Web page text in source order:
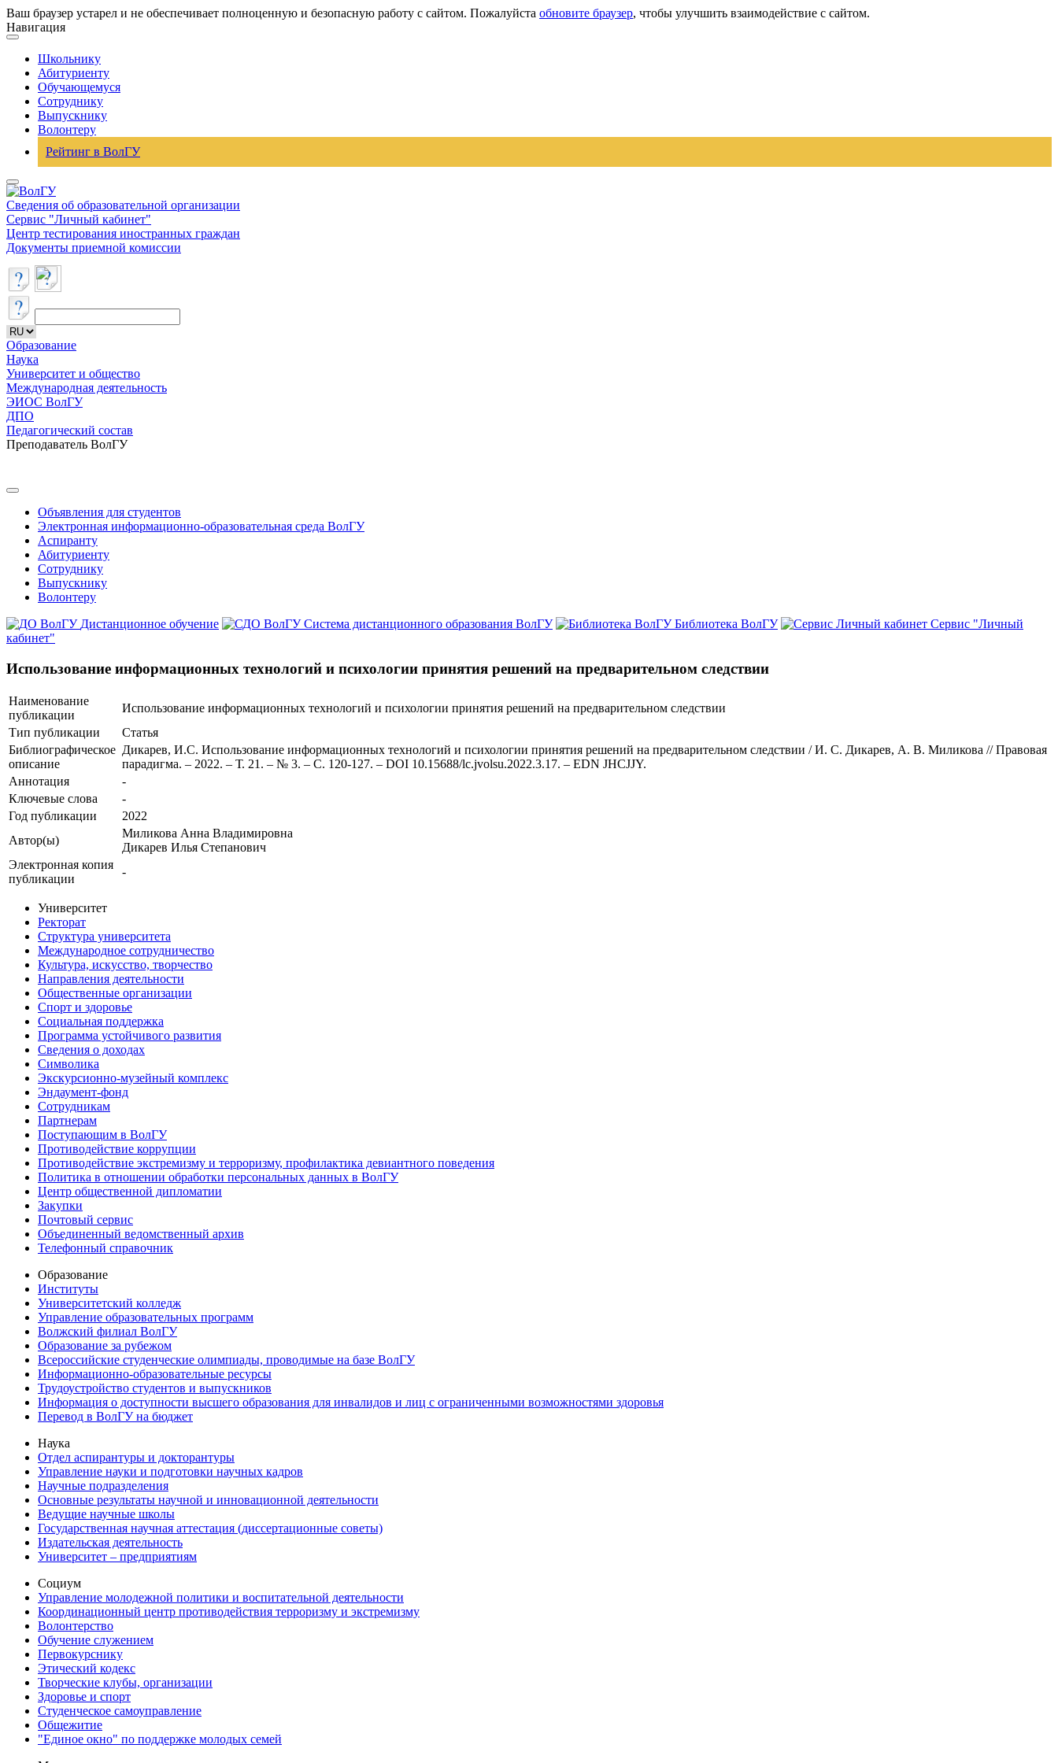
Ваш браузер устарел и не обеспечивает полноценную и безопасную работу с сайтом. Пожалуйста обновите браузер, чтобы улучшить взаимодействие с сайтом.
Навигация
Школьнику
Абитуриенту
Обучающемуся
Сотруднику
Выпускнику
Волонтеру
Рейтинг в ВолГУ
Сведения об образовательной организации
Сервис "Личный кабинет"
Центр тестирования иностранных граждан
Документы приемной комиссии
Образование
Наука
Университет и общество
Международная деятельность
ЭИОС ВолГУ
ДПО
Педагогический состав
Преподаватель ВолГУ
Объявления для студентов
Электронная информационно-образовательная среда ВолГУ
Аспиранту
Абитуриенту
Сотруднику
Выпускнику
Волонтеру
Дистанционное обучение
Система дистанционного образования ВолГУ Библиотека ВолГУ
Сервис "Личный
кабинет"
Использование информационных технологий и психологии принятия решений на предварительном следствии
Наименование
публикации
Использование информационных технологий и психологии принятия решений на предварительном следствии
Тип публикации
Статья
Библиографическое
описание
Дикарев, И.С. Использование информационных технологий и психологии принятия решений на предварительном следствии / И. С. Дикарев, А. В. Миликова // Правовая
парадигма. – 2022. – Т. 21. – № 3. – С. 120-127. – DOI 10.15688/lc.jvolsu.2022.3.17. – EDN JHCJJY.
Аннотация
-
Ключевые cлова
-
Год публикации
2022
Автор(ы)
Миликова Анна Владимировна
Дикарев Илья Степанович
Электронная копия
публикации
-
Университет
Ректорат
Структура университета
Международное сотрудничество
Культура, искусство, творчество
Направления деятельности
Общественные организации
Спорт и здоровье
Социальная поддержка
Программа устойчивого развития
Сведения о доходах
Символика
Экскурсионно-музейный комплекс
Эндаумент-фонд
Сотрудникам
Партнерам
Поступающим в ВолГУ
Противодействие коррупции
Противодействие экстремизму и терроризму, профилактика девиантного поведения
Политика в отношении обработки персональных данных в ВолГУ
Центр общественной дипломатии
Закупки
Почтовый сервис
Объединенный ведомственный архив
Телефонный справочник
Образование
Институты
Университетский колледж
Управление образовательных программ
Волжский филиал ВолГУ
Образование за рубежом
Всероссийские студенческие олимпиады, проводимые на базе ВолГУ
Информационно-образовательные ресурсы
Трудоустройство студентов и выпускников
Информация о доступности высшего образования для инвалидов и лиц с ограниченными возможностями здоровья
Перевод в ВолГУ на бюджет
Наука
Отдел аспирантуры и докторантуры
Управление науки и подготовки научных кадров
Научные подразделения
Основные результаты научной и инновационной деятельности
Ведущие научные школы
Государственная научная аттестация (диссертационные советы)
Издательская деятельность
Университет – предприятиям
Социум
Управление молодежной политики и воспитательной деятельности
Координационный центр противодействия терроризму и экстремизму
Волонтерство
Обучение служением
Первокурснику
Этический кодекс
Творческие клубы, организации
Здоровье и спорт
Студенческое самоуправление
Общежитие
"Единое окно" по поддержке молодых семей